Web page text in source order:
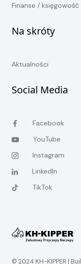
Finanse /
Na skróty
Aktualności
Social Media
Facebook
YouTube
Instagram
LinkedIn
TikTok
© 2024 KH-KIPPER |